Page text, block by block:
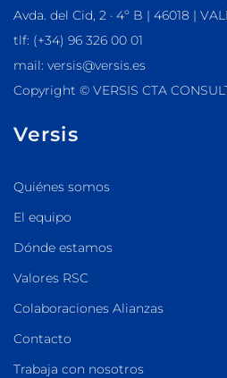
Avda. del Cid, 2 · 4º B | 46018 |
tlf: (+34) 96 326 00 01
mail: versis@versis.es
Copyright © VERSIS CTA
Versis
Quiénes somos
El equipo
Dónde estamos
Valores RSC
Colaboraciones Alianzas
Contacto
Trabaja con nosotros